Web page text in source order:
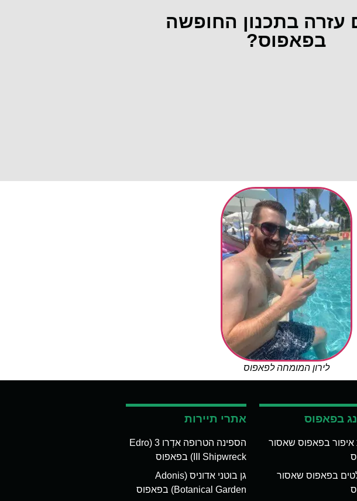
עזרה בתכנון החופשה
בפאפוס?
לירון המומחה לפאפוס
בפאפוס
איפור בפאפוס שאסור
בפאפוס שאסור
אתרי תיירות
הספינה הטרופה אדְרו 3 (Edro
III Shipwreck) בפאפוס
גן בוטני אדוניס (Adonis
Botanical Garden) בפאפוס